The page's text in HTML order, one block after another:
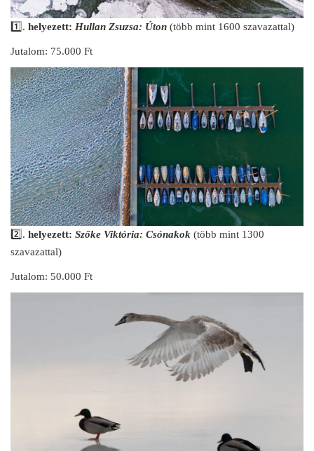
1️⃣. helyezett: Hullan Zsuzsa: Úton (több mint 1600 szavazattal)
Jutalom: 75.000 Ft
2️⃣. helyezett: Szőke Viktória: Csónakok (több mint 1300
szavazattal)
Jutalom: 50.000 Ft